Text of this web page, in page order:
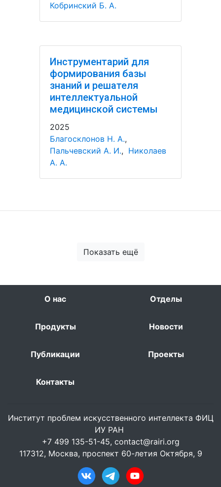
Кобринский Б. А.
Инструментарий для
формирования базы
знаний и решателя
интеллектуальной
медицинской системы
2025
Благосклонов Н. А.,
Пальчевский А. И., Николаев
А. А.
Показать ещё
О нас Отделы
Продукты Новости
Публикации Проекты
Контакты
Институт проблем искусственного интеллекта ФИЦ
ИУ РАН
+7 499 135-51-45, contact@rairi.org
117312, Москва, проспект 60-летия Октября, 9